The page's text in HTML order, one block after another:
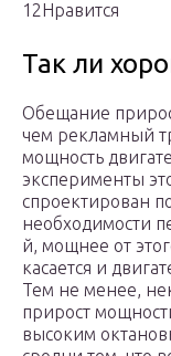
12Нравится
Так ли
Обещание
чем рекламный
мощность
эксперименты
спроектирован
необходимости
й, мощнее от
касается и
Тем не менее,
прирост
высоким